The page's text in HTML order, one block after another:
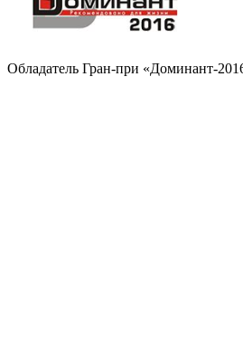
Обладатель Гран-при «Доминант-